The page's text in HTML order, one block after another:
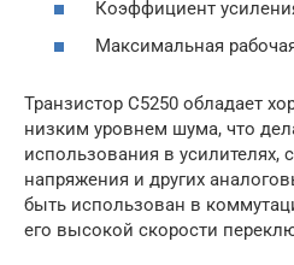
Коэффициент
Максимальная
Транзистор C5250 обладает
низким уровнем шума, что
использования в усилителях,
напряжения и других
быть использован в
его высокой скорости